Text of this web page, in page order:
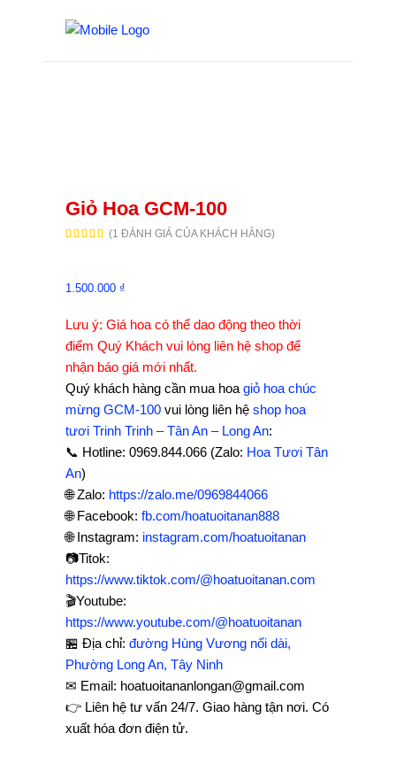
Giỏ Hoa GCM-100
5.00
1
giá
(1 ĐÁNH GIÁ CỦA KHÁCH HÀNG)
1.500.000 ₫
Lưu ý: Giá hoa có thể dao động theo thời
điểm Quý Khách vui lòng liên hệ shop để
nhận báo giá mới nhất.
Quý khách hàng cần mua hoa giỏ hoa chúc
mừng GCM-100 vui lòng liên hệ shop hoa
tươi Trinh Trinh – Tân An – Long An:
📞 Hotline: 0969.844.066 (Zalo: Hoa Tươi Tân
An)
🌐 Zalo: https://zalo.me/0969844066
🌐 Facebook: fb.com/hoatuoitanan888
🌐 Instagram: instagram.com/hoatuoitanan
📷Titok:
https://www.tiktok.com/@hoatuoitanan.com
🎬Youtube:
https://www.youtube.com/@hoatuoitanan
🏪 Địa chỉ: đường Hùng Vương nối dài,
Phường Long An, Tây Ninh
✉ Email: hoatuoitananlongan@gmail.com
👉 Liên hệ tư vấn 24/7. Giao hàng tận nơi. Có
xuất hóa đơn điện tử.